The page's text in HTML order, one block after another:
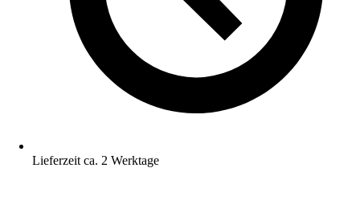
Lieferzeit ca. 2 Werktage